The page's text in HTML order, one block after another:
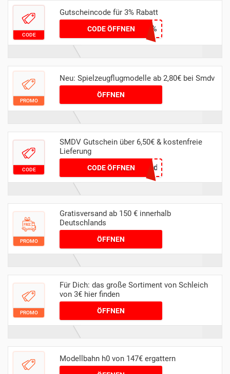
CODE
Gutscheincode für 3% Rabatt
CODE ÖFFNEN JA3%
PROMO
Neu: Spielzeugflugmodelle ab 2,80€ bei Smdv
ÖFFNEN
CODE
SMDV Gutschein über 6,50€ & kostenfreie
Lieferung
CODE ÖFFNEN
062bce6c8358552863cda4a8138d5037
PROMO
Gratisversand ab 150 € innerhalb
Deutschlands
ÖFFNEN
PROMO
Für Dich: das große Sortiment von Schleich
von 3€ hier finden
ÖFFNEN
Modellbahn h0 von 147€ ergattern